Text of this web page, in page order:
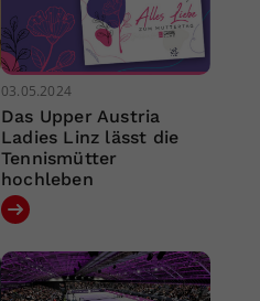
03.05.2024
Das Upper Austria
Ladies Linz lässt die
Tennismütter
hochleben